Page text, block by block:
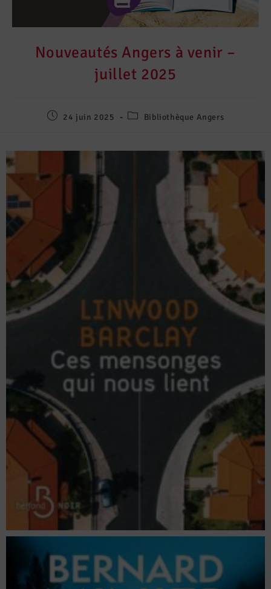
Nouveautés Angers à venir –
juillet 2025
24 juin 2025 Bibliothèque Angers